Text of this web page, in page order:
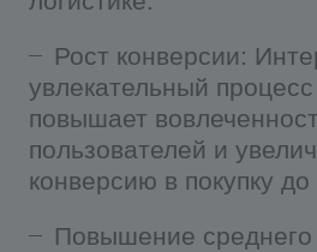
Рост конверсии:
увлекательный
повышает
пользователей и
конверсию в покупку до
Повышение среднего